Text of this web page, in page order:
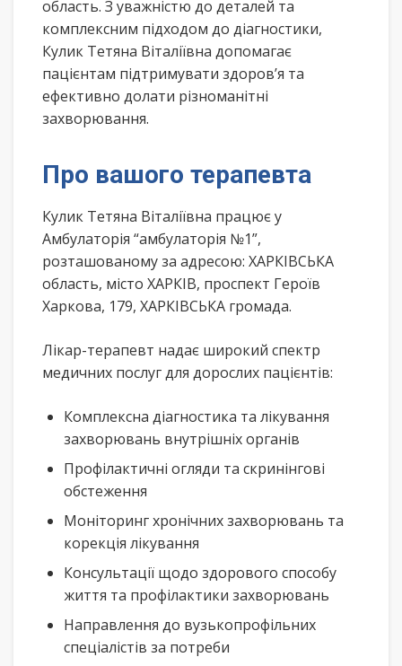
область. З уважністю до деталей та
комплексним підходом до діагностики,
Кулик Тетяна Віталіївна допомагає
пацієнтам підтримувати здоров’я та
ефективно долати різноманітні
захворювання.
Про вашого терапевта
Кулик Тетяна Віталіївна працює у
Амбулаторія “амбулаторія №1”,
розташованому за адресою: ХАРКІВСЬКА
область, місто ХАРКІВ, проспект Героїв
Харкова, 179, ХАРКІВСЬКА громада.
Лікар-терапевт надає широкий спектр
медичних послуг для дорослих пацієнтів:
Комплексна діагностика та лікування
захворювань внутрішніх органів
Профілактичні огляди та скринінгові
обстеження
Моніторинг хронічних захворювань та
корекція лікування
Консультації щодо здорового способу
життя та профілактики захворювань
Направлення до вузькопрофільних
спеціалістів за потреби